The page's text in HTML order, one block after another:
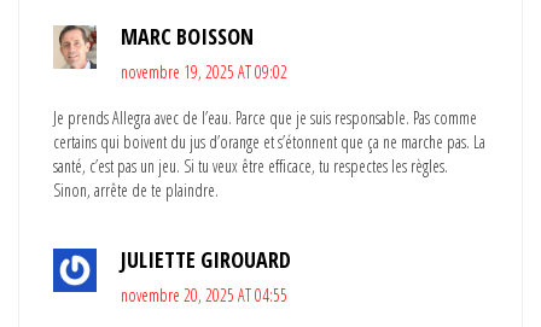
MARC BOISSON
novembre 19, 2025 AT 09:02
Je prends Allegra avec de l’eau. Parce que je suis responsable. Pas comme
certains qui boivent du jus d’orange et s’étonnent que ça ne marche pas. La
santé, c’est pas un jeu. Si tu veux être efficace, tu respectes les règles.
Sinon, arrête de te plaindre.
JULIETTE GIROUARD
novembre 20, 2025 AT 04:55